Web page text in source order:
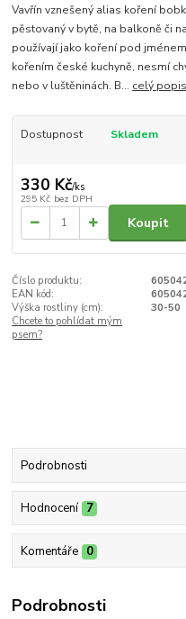
Vavřín vznešený alias koření
pěstovaný v bytě, na balkoně či
používají jako koření pod
kořením české kuchyně, nesmí
nebo v luštěninách. B... celý popis
Dostupnost Skladem
330 Kč/ks
295 Kč bez DPH
Koupit
Číslo produktu:
EAN kód:
Výška rostliny (cm):
30-50
Chcete to pohlídat mým
psem?
Podrobnosti
Hodnocení 7
Komentáře 0
Podrobnosti